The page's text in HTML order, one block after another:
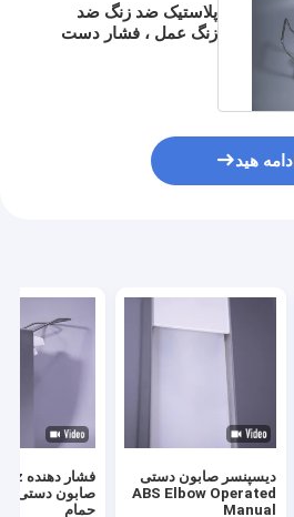
پلاستیک ضد زنگ ضد
زنگ عمل ، فشار دست
ادامه هید
دیسپنسر صابون دستی
ABS Elbow Operated
Manual
صابون دستی
حمام